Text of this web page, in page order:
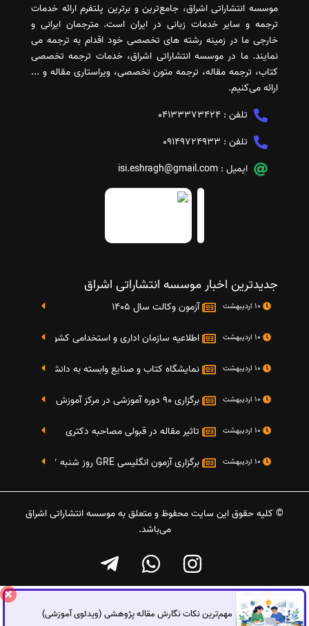
موسسه انتشاراتی اشراق، جامع‌ترین و برترین پلتفرم ارائه خدمات
ترجمه و سایر خدمات زبانی در ایران است. مترجمان ایرانی و
خارجی ما در زمینه رشته های تخصصی خود اقدام به ترجمه می
نمایند. ما در موسسه انتشاراتی اشراق، خدمات ترجمه تخصصی
کتاب، ترجمه مقاله، ترجمه متون تخصصی، ویراستاری مقاله و ...
ارائه می‌کنیم.
تلفن : 04133373424
تلفن : 09149724933
ایمیل : isi.eshragh@gmail.com
جدیدترین اخبار موسسه انتشاراتی اشراق
آزمون وکالت سال 1405
اطلاعیه سازمان اداری و استخدامی کشور در خصوص
نمایشگاه کتاب و صنایع وابسته به دانشگاه صنعتی شریف 4 الی 8 مهر
برگزاری 90 دوره آموزشی در مرکز آموزش فرهنگی دانشگاه علامه
تاثیر مقاله در قبولی مصاحبه دکتری
برگزاری آزمون انگلیسی GRE روز شنبه 27 شهریور(مقارن با 17 سپتامبر 2016)
© کلیه حقوق این سایت محفوظ و متعلق به موسسه انتشاراتی اشراق
می‌باشد.
مهم‌ترین نکات نگارش مقاله پژوهشی (ویدئوی آموزشی)
گفتگوی آنلاین